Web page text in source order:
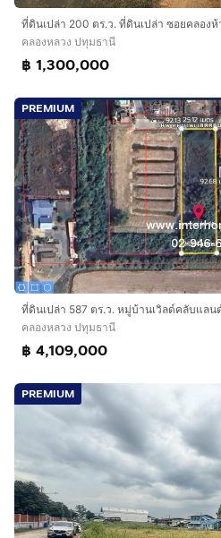
คลองหลวง ปทุมธานี
฿ 1,300,000
PREMIUM
คลองหลวง ปทุมธานี
฿ 4,109,000
PREMIUM